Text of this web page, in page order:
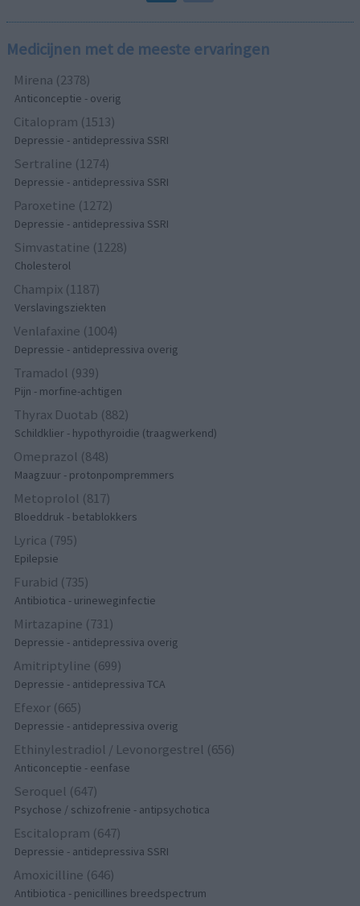
Medicijnen met de meeste ervaringen
Mirena (2378)
Anticonceptie - overig
Citalopram (1513)
Depressie - antidepressiva SSRI
Sertraline (1274)
Depressie - antidepressiva SSRI
Paroxetine (1272)
Depressie - antidepressiva SSRI
Simvastatine (1228)
Cholesterol
Champix (1187)
Verslavingsziekten
Venlafaxine (1004)
Depressie - antidepressiva overig
Tramadol (939)
Pijn - morfine-achtigen
Thyrax Duotab (882)
Schildklier - hypothyroidie (traagwerkend)
Omeprazol (848)
Maagzuur - protonpompremmers
Metoprolol (817)
Bloeddruk - betablokkers
Lyrica (795)
Epilepsie
Furabid (735)
Antibiotica - urineweginfectie
Mirtazapine (731)
Depressie - antidepressiva overig
Amitriptyline (699)
Depressie - antidepressiva TCA
Efexor (665)
Depressie - antidepressiva overig
Ethinylestradiol / Levonorgestrel (656)
Anticonceptie - eenfase
Seroquel (647)
Psychose / schizofrenie - antipsychotica
Escitalopram (647)
Depressie - antidepressiva SSRI
Amoxicilline (646)
Antibiotica - penicillines breedspectrum